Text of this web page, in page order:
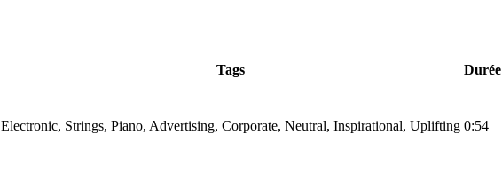
Tags Durée
Electronic, Strings, Piano, Advertising, Corporate, Neutral, Inspirational, Uplifting 0:54